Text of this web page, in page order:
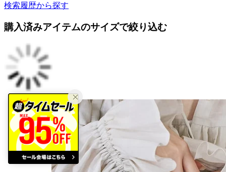
検索履歴から探す
購入済みアイテムのサイズで絞り込む